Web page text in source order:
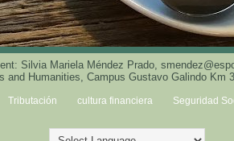
Silvia Mariela Méndez Prado,
Humanities, Campus Gustavo Galindo Km
Tributación cultura financiera Seguridad